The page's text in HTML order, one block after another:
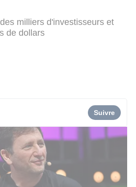
milliers d'investisseurs et
de dollars
Suivre